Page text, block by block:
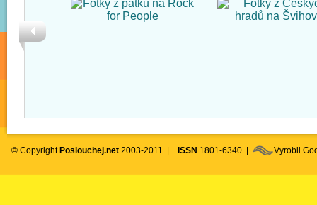
© Copyright Poslouchej.net 2003-2011 | ISSN 1801-6340 | Vyrobil